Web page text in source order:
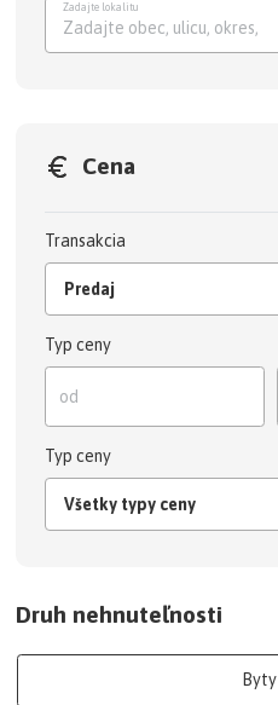
Zadajte obec, ulicu, okre
Zadajte lokalitu
Cena
Transakcia
Predaj
Typ ceny
Typ ceny
Všetky typy ceny
Druh nehnuteľnosti
Byty